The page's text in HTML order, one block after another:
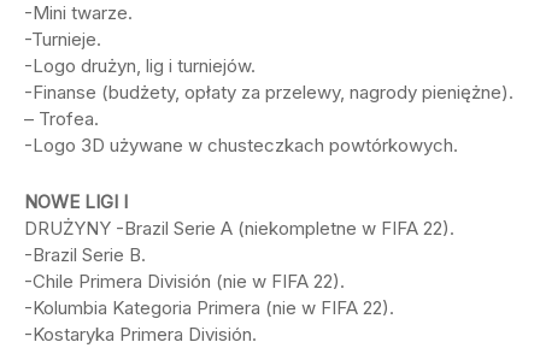
-Mini twarze.
-Turnieje.
-Logo drużyn, lig i turniejów.
-Finanse (budżety, opłaty za przelewy, nagrody pieniężne).
– Trofea.
-Logo 3D używane w chusteczkach powtórkowych.
NOWE LIGI I
DRUŻYNY -Brazil Serie A (niekompletne w FIFA 22).
-Brazil Serie B.
-Chile Primera División (nie w FIFA 22).
-Kolumbia Kategoria Primera (nie w FIFA 22).
-Kostaryka Primera División.